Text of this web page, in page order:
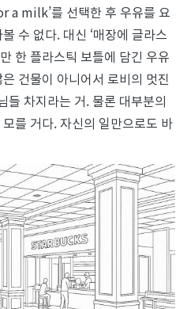
a milk’를 선택한 후 우유를 요
수 없다. 대신 ‘매장에 글라스
한 플라스틱 보틀에 담긴 우유
건물이 아니어서 로비의 멋진
들 차지라는 거. 물론 대부분의
를 거다. 자신의 일만으로도 바